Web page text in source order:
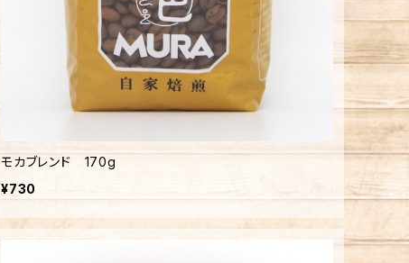
モカブレンド 170g
¥730